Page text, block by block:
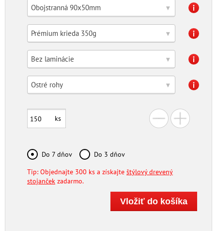
Obojstranná 90x50mm ▾
Prémium krieda 350g ▾
Bez laminácie ▾
Ostré rohy ▾
ks
Do 7 dňov
Do 3 dňov
Tip: Objednajte 300 ks a získajte štýlový drevený
stojanček zadarmo.